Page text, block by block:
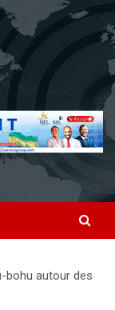
bohu autour des